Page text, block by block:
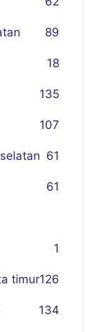
89
18
135
107
61
61
1
timur126
134